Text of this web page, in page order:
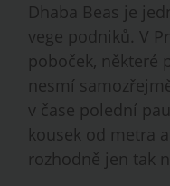
Dhaba Beas je
vege podniků. V
poboček, některé
nesmí
v čase polední
kousek od metra
rozhodně jen tak